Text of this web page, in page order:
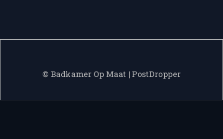
© Badkamer Op Maat | PostDropper